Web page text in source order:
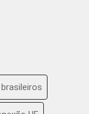
brasileiros